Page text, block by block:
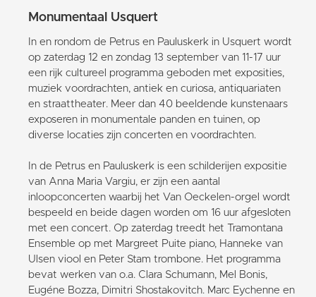
Monumentaal Usquert
In en rondom de Petrus en Pauluskerk in Usquert wordt
op zaterdag 12 en zondag 13 september van 11-17 uur
een rijk cultureel programma geboden met exposities,
muziek voordrachten, antiek en curiosa, antiquariaten
en straattheater. Meer dan 40 beeldende kunstenaars
exposeren in monumentale panden en tuinen, op
diverse locaties zijn concerten en voordrachten.
In de Petrus en Pauluskerk is een schilderijen expositie
van Anna Maria Vargiu, er zijn een aantal
inloopconcerten waarbij het Van Oeckelen-orgel wordt
bespeeld en beide dagen worden om 16 uur afgesloten
met een concert. Op zaterdag treedt het Tramontana
Ensemble op met Margreet Puite piano, Hanneke van
Ulsen viool en Peter Stam trombone. Het programma
bevat werken van o.a. Clara Schumann, Mel Bonis,
Eugéne Bozza, Dimitri Shostakovitch. Marc Eychenne en